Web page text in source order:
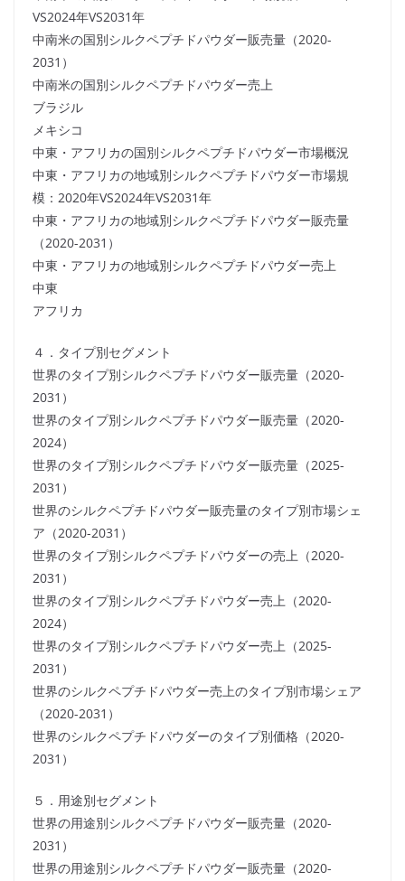
VS2024年VS2031年
中南米の国別シルクペプチドパウダー販売量（2020-
2031）
中南米の国別シルクペプチドパウダー売上
ブラジル
メキシコ
中東・アフリカの国別シルクペプチドパウダー市場概況
中東・アフリカの地域別シルクペプチドパウダー市場規
模：2020年VS2024年VS2031年
中東・アフリカの地域別シルクペプチドパウダー販売量
（2020-2031）
中東・アフリカの地域別シルクペプチドパウダー売上
中東
アフリカ
４．タイプ別セグメント
世界のタイプ別シルクペプチドパウダー販売量（2020-
2031）
世界のタイプ別シルクペプチドパウダー販売量（2020-
2024）
世界のタイプ別シルクペプチドパウダー販売量（2025-
2031）
世界のシルクペプチドパウダー販売量のタイプ別市場シェ
ア（2020-2031）
世界のタイプ別シルクペプチドパウダーの売上（2020-
2031）
世界のタイプ別シルクペプチドパウダー売上（2020-
2024）
世界のタイプ別シルクペプチドパウダー売上（2025-
2031）
世界のシルクペプチドパウダー売上のタイプ別市場シェア
（2020-2031）
世界のシルクペプチドパウダーのタイプ別価格（2020-
2031）
５．用途別セグメント
世界の用途別シルクペプチドパウダー販売量（2020-
2031）
世界の用途別シルクペプチドパウダー販売量（2020-